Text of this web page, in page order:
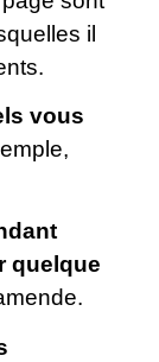
il
vous
quelque